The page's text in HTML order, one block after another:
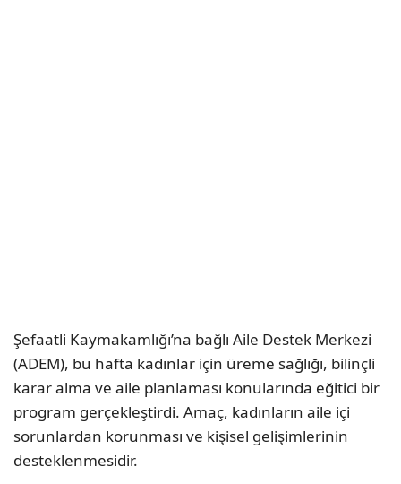
Şefaatli Kaymakamlığı’na bağlı Aile Destek Merkezi
(ADEM), bu hafta kadınlar için üreme sağlığı, bilinçli
karar alma ve aile planlaması konularında eğitici bir
program gerçekleştirdi. Amaç, kadınların aile içi
sorunlardan korunması ve kişisel gelişimlerinin
desteklenmesidir.